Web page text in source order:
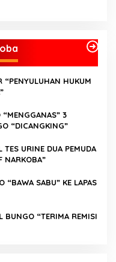
“PENYULUHAN HUKUM
3
“DICANGKING”
URINE DUA PEMUDA
NARKOBA”
“BAWA SABU” KE LAPAS
BUNGO “TERIMA REMISI